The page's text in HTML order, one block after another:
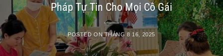
Pháp Tự Tin Cho Mọi Cô Gái
POSTED ONTHÁNG 8 16, 2025